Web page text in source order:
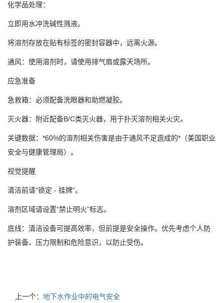
化学品处理：
立即用水冲洗碱性溅液。
将溶剂存放在贴有标签的密封容器中，远离火源。
通风：使用溶剂时，请使用排气扇或露天场所。
应急准备
急救箱：必须配备洗眼器和助燃凝胶。
灭火器：附近配备B/C类灭火器，用于扑灭溶剂相关火灾。
关键数据：*60%的溶剂相关伤害是由于通风不足造成的*（美国职业
安全与健康管理局）。
视觉提醒
清洁前请“锁定 - 挂牌”。
溶剂区域请设置“禁止明火”标志。
底线：清洁设备可提高效率，但前提是安全操作。优先考虑个人防
护装备、压力限制和危险意识，以防止受伤。
上一个： 地下水作业中的电气安全